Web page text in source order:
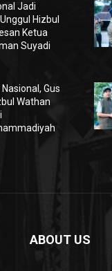
Jadi
Hizbul
Ketua
Suyadi
Gus
Wathan
ABOUT US